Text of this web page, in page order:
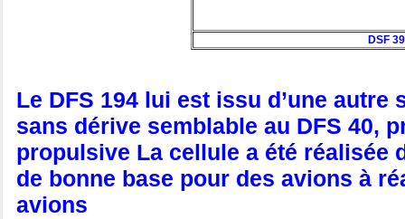
DSF 39
Le DFS 194 lui est issu d’une
sans dérive semblable au DFS 40,
propulsive La cellule a été réalisée
de bonne base pour des avions à
avions